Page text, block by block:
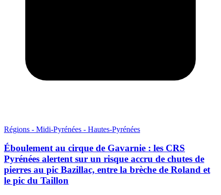
Régions - Midi-Pyrénées - Hautes-Pyrénées
Éboulement au cirque de Gavarnie : les CRS
Pyrénées alertent sur un risque accru de chutes de
pierres au pic Bazillac, entre la brèche de Roland et
le pic du Taillon